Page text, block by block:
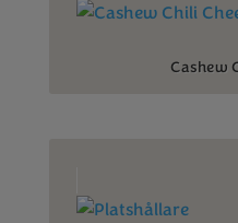
Cashew